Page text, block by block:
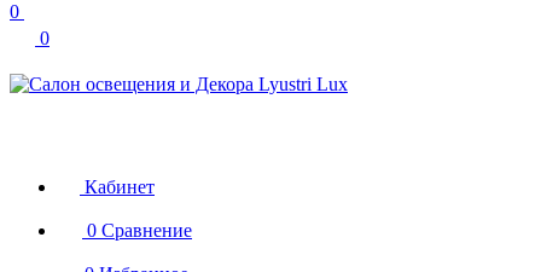
0
0
Кабинет
0 Сравнение